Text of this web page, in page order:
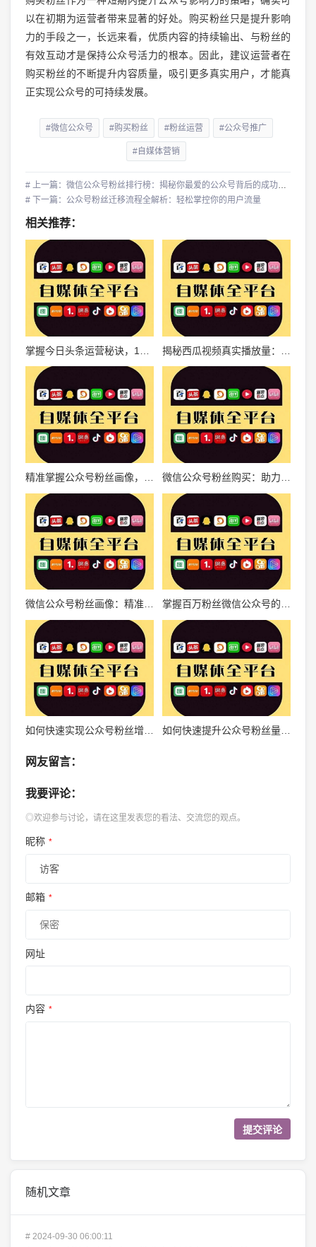
以在初期为运营者带来显著的好处。购买粉丝只是提升影响
力的手段之一，长远来看，优质内容的持续输出、与粉丝的
有效互动才是保持公众号活力的根本。因此，建议运营者在
购买粉丝的不断提升内容质量，吸引更多真实用户，才能真
正实现公众号的可持续发展。
#微信公众号 #购买粉丝 #粉丝运营 #公众号推广
#自媒体营销
# 上一篇：微信公众号粉丝排行榜：揭秘你最爱的公众号背后的成功秘诀
# 下一篇：公众号粉丝迁移流程全解析：轻松掌控你的用户流量
相关推荐：
微信公众号粉丝画像：精准运营的关键指南 掌握百万粉丝微信公众号的秘密，快速吸粉打造自媒体帝国
如何快速实现公众号粉丝增长的实战秘诀 如何快速提升公众号粉丝量，实现流量爆发
网友留言：
我要评论：
◎欢迎参与讨论，请在这里发表您的看法、交流您的观点。
昵称 *
邮箱 *
网址
内容 *
随机文章
# 2024-09-30 06:00:11